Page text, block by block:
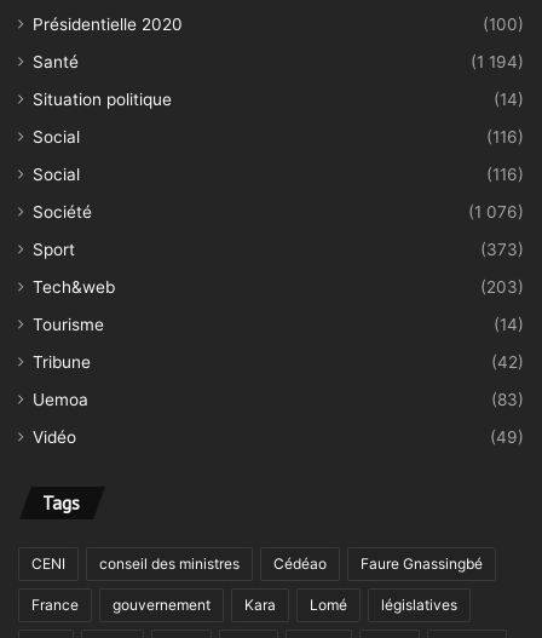
Présidentielle 2020
(100)
Santé
(1 194)
Situation politique
(14)
Social
(116)
Social
(116)
Société
(1 076)
Sport
(373)
Tech&web
(203)
Tourisme
(14)
Tribune
(42)
Uemoa
(83)
Vidéo
(49)
Tags
CENI conseil des ministres Cédéao Faure Gnassingbé
France gouvernement Kara Lomé législatives